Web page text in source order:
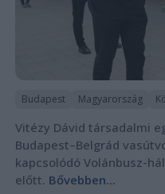
Budapest Magyarország
Vitézy Dávid társadalmi
Budapest–Belgrád
kapcsolódó Volánbusz-
előtt. Bővebben...